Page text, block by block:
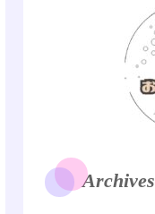
Archives